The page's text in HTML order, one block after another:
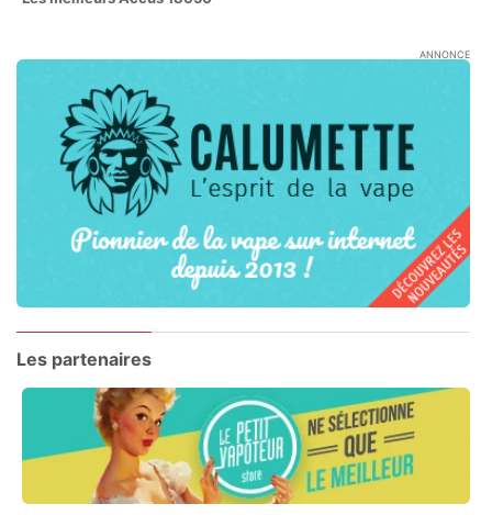
ANNONCE
Les partenaires